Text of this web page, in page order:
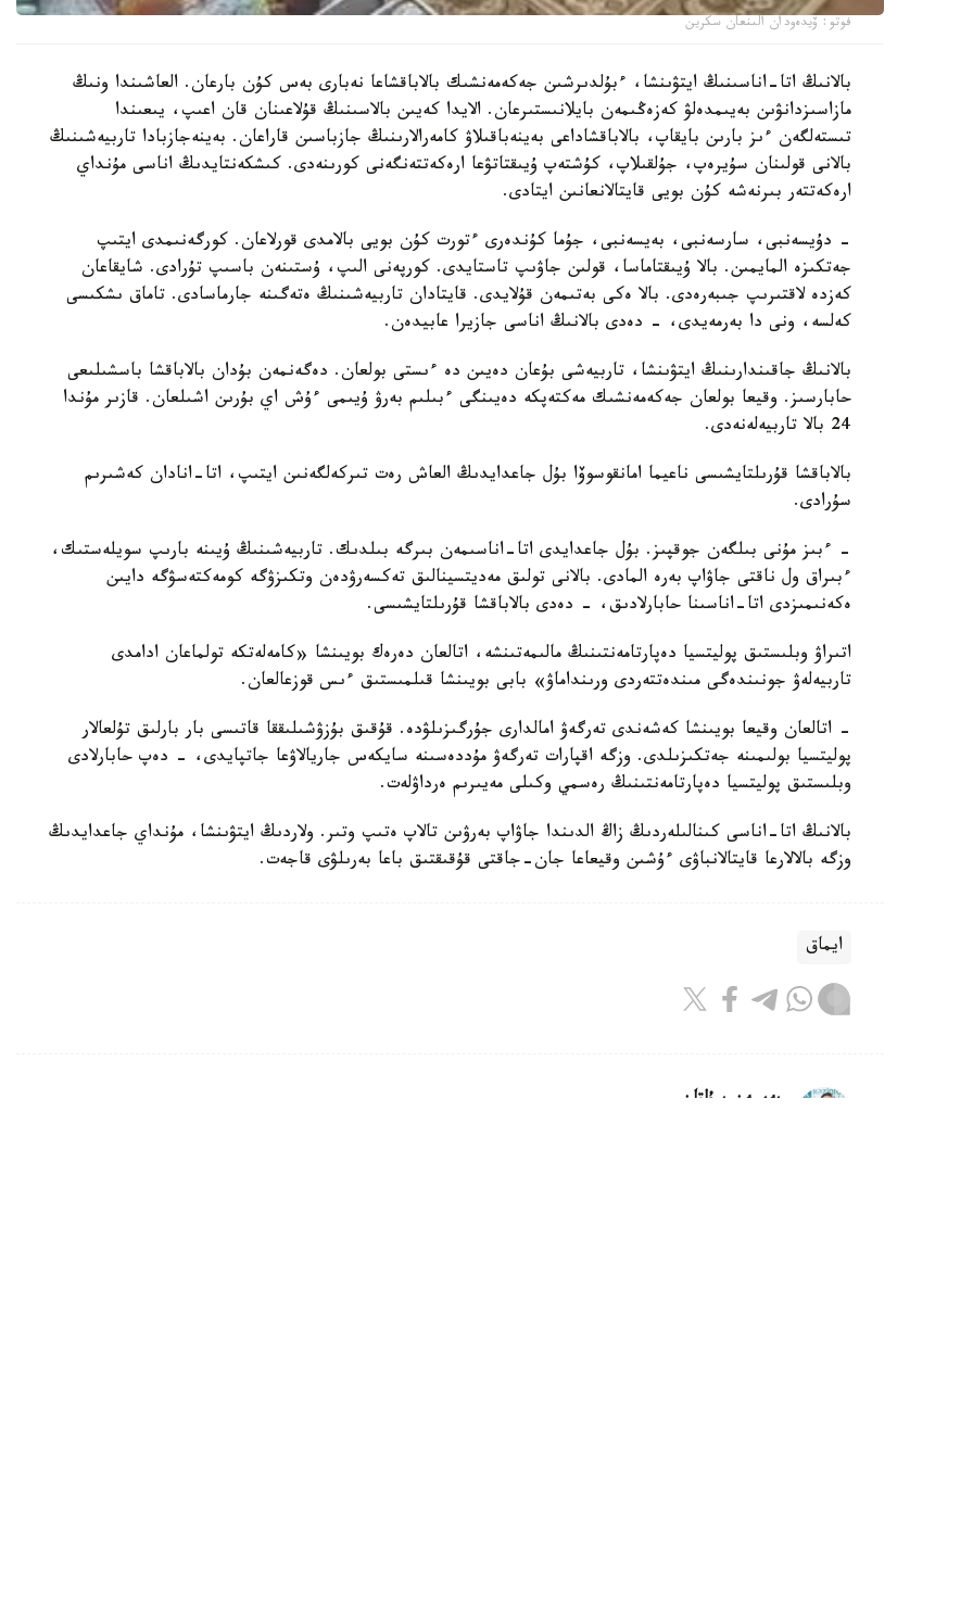
فوتو: ۆيدەودان الىنعان سكرين
بالانىڭ اتا-اناسىنىڭ ايتۋىنشا، ءبۇلدىرشىن جەكەمەنشىك بالاباقشاعا نەبارى بەس كۇن بارعان. العاشىندا ونىڭ
مازاسىزدانۋىن بەيىمدەلۋ كەزەڭىمەن بايلانىستىرعان. الايدا كەيىن بالاسىنىڭ قۇلاعىنان قان اعىپ، يىعىندا
تىستەلگەن ءىز بارىن بايقاپ، بالاباقشاداعى بەينەباقىلاۋ كامەرالارىنىڭ جازباسىن قاراعان. بەينەجازبادا تاربيەشىنىڭ
بالانى قولىنان سۇيرەپ، جۇلقىلاپ، كۇشتەپ ۇيىقتاتۋعا ارەكەتتەنگەنى كورىنەدى. كىشكەنتايدىڭ اناسى مۇنداي
ارەكەتتەر بىرنەشە كۇن بويى قايتالانعانىن ايتادى.
- دۇيسەنبى، سارسەنبى، بەيسەنبى، جۇما كۇندەرى ءتورت كۇن بويى بالامدى قورلاعان. كورگەنىمدى ايتىپ
جەتكىزە المايمىن. بالا ۇيىقتاماسا، قولىن جاۋىپ تاستايدى. كورپەنى الىپ، ۇستىنەن باسىپ تۇرادى. شايقاعان
كەزدە لاقتىرىپ جىبەرەدى. بالا ەكى بەتىمەن قۇلايدى. قايتادان تاربيەشىنىڭ ەتەگىنە جارماسادى. تاماق ىشكىسى
كەلسە، ونى دا بەرمەيدى، - دەدى بالانىڭ اناسى جازيرا عابيدەن.
بالانىڭ جاقىندارىنىڭ ايتۋىنشا، تاربيەشى بۇعان دەيىن دە ءىستى بولعان. دەگەنمەن بۇدان بالاباقشا باسشىلىعى
حابارسىز. وقيعا بولعان جەكەمەنشىك مەكتەپكە دەيىنگى ءبىلىم بەرۋ ۇيىمى ءۇش اي بۇرىن اشىلعان. قازىر مۇندا
24 بالا تاربيەلەنەدى.
بالاباقشا قۇرىلتايشىسى ناعيما امانقوسوۆا بۇل جاعدايدىڭ العاش رەت تىركەلگەنىن ايتىپ، اتا-انادان كەشىرىم
سۇرادى.
- ءبىز مۇنى بىلگەن جوقپىز. بۇل جاعدايدى اتا-اناسىمەن بىرگە بىلدىك. تاربيەشىنىڭ ۇيىنە بارىپ سويلەستىك،
ءبىراق ول ناقتى جاۋاپ بەرە المادى. بالانى تولىق مەديتسينالىق تەكسەرۋدەن وتكىزۋگە كومەكتەسۋگە دايىن
ەكەنىمىزدى اتا-اناسىنا حابارلادىق، - دەدى بالاباقشا قۇرىلتايشىسى.
اتىراۋ وبلىستىق پوليتسيا دەپارتامەنتىنىڭ مالىمەتىنشە، اتالعان دەرەك بويىنشا «كامەلەتكە تولماعان ادامدى
تاربيەلەۋ جونىندەگى مىندەتتەردى ورىنداماۋ» بابى بويىنشا قىلمىستىق ءىس قوزعالعان.
- اتالعان وقيعا بويىنشا كەشەندى تەرگەۋ امالدارى جۇرگىزىلۋدە. قۇقىق بۇزۋشىلىققا قاتىسى بار بارلىق تۇلعالار
پوليتسيا بولىمىنە جەتكىزىلدى. وزگە اقپارات تەرگەۋ مۇددەسىنە سايكەس جاريالاۋعا جاتپايدى، - دەپ حابارلادى
وبلىستىق پوليتسيا دەپارتامەنتىنىڭ رەسمي وكىلى مەيىرىم ەرداۋلەت.
بالانىڭ اتا-اناسى كىنالىلەردىڭ زاڭ الدىندا جاۋاپ بەرۋىن تالاپ ەتىپ وتىر. ولاردىڭ ايتۋىنشا، مۇنداي جاعدايدىڭ
وزگە بالالارعا قايتالانباۋى ءۇشىن وقيعاعا جان-جاقتى قۇقىقتىق باعا بەرىلۋى قاجەت.
ايماق
بەيسەن سۇلتان